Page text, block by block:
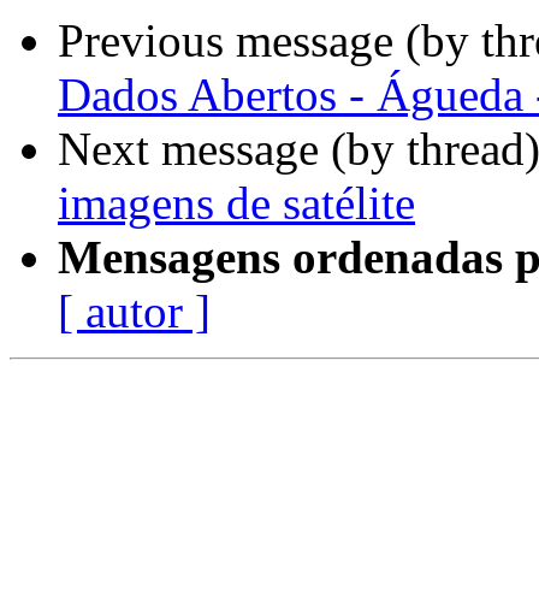
Previous message (by
Dados Abertos -
Next message (by
imagens de satélite
Mensagens ordenadas
[ autor ]